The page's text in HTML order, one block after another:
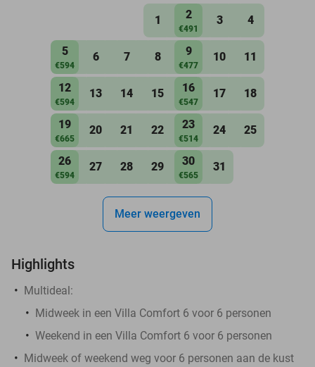
1 2
€491
3 4
5
€594
6 7 8 9
€477
10 11
12
€594
13 14 15 16
€547
17 18
19
€665
20 21 22 23
€514
24 25
26
€594
27 28 29 30
€565
31
Meer weergeven
Highlights
Multideal:
Midweek in een Villa Comfort 6 voor 6 personen
Weekend in een Villa Comfort 6 voor 6 personen
Midweek of weekend weg voor 6 personen aan de kust